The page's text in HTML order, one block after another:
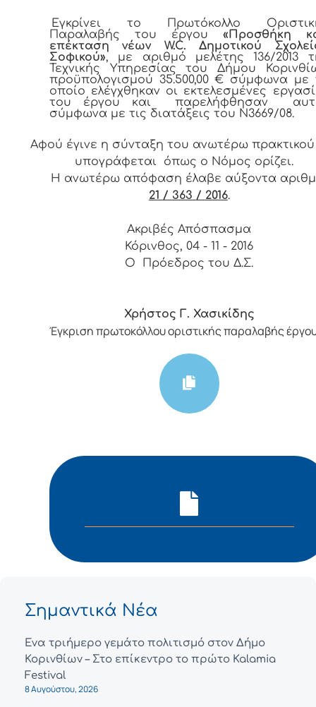
Εγκρίνει το Πρωτόκολλο
Παραλαβής του έργου «Προσθήκη
επέκταση νέων W.C. Δημοτικού
Σοφικού», με αριθμό μελέτης 136/2013
Τεχνικής Υπηρεσίας του Δήμου
προϋπολογισμού 35.500,00 € σύμφωνα με
οποίο ελέγχθηκαν οι εκτελεσμένες
του έργου και παρελήφθησαν
σύμφωνα με τις διατάξεις του Ν3669/08.
Αφού έγινε η σύνταξη του ανωτέρω πρακτικού
υπογράφεται όπως ο Νόμος ορίζει.
Η ανωτέρω απόφαση έλαβε αύξοντα
21 / 363 / 2016.
Ακριβές Απόσπασμα
Κόρινθος, 04 - 11 - 2016
Ο Πρόεδρος του Δ.Σ.
Χρήστος Γ. Χασικίδης
Έγκριση πρωτοκόλλου οριστικής παραλαβής
Σημαντικά Νέα
Ένα τριήμερο γεμάτο πολιτισμό στον Δήμο
Κορινθίων – Στο επίκεντρο το πρώτο Kalamia
Festival
8 Αυγούστου, 2026